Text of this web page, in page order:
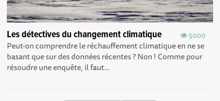
5000
Les détectives du changement climatique
Peut-on comprendre le réchauffement climatique en ne se
basant que sur des données récentes ? Non ! Comme pour
résoudre une enquête, il faut...